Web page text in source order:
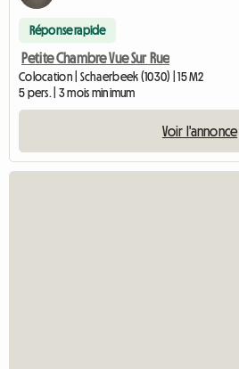
Réponse rapide
Petite Chambre Vue Sur Rue
Colocation | Schaerbeek (1030) | 15 M2
5 pers. | 3 mois minimum
Voir l'annonce